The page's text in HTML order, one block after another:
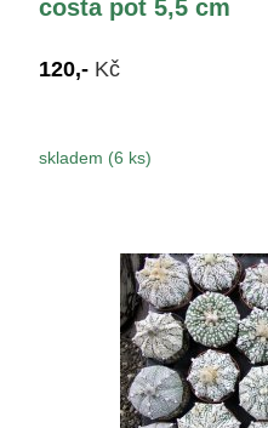
costa pot 5,5 cm
120,- Kč
skladem (6 ks)